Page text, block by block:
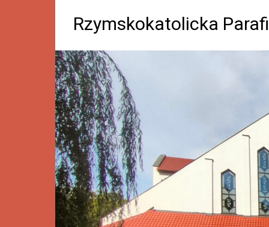
Rzymskokatolicka